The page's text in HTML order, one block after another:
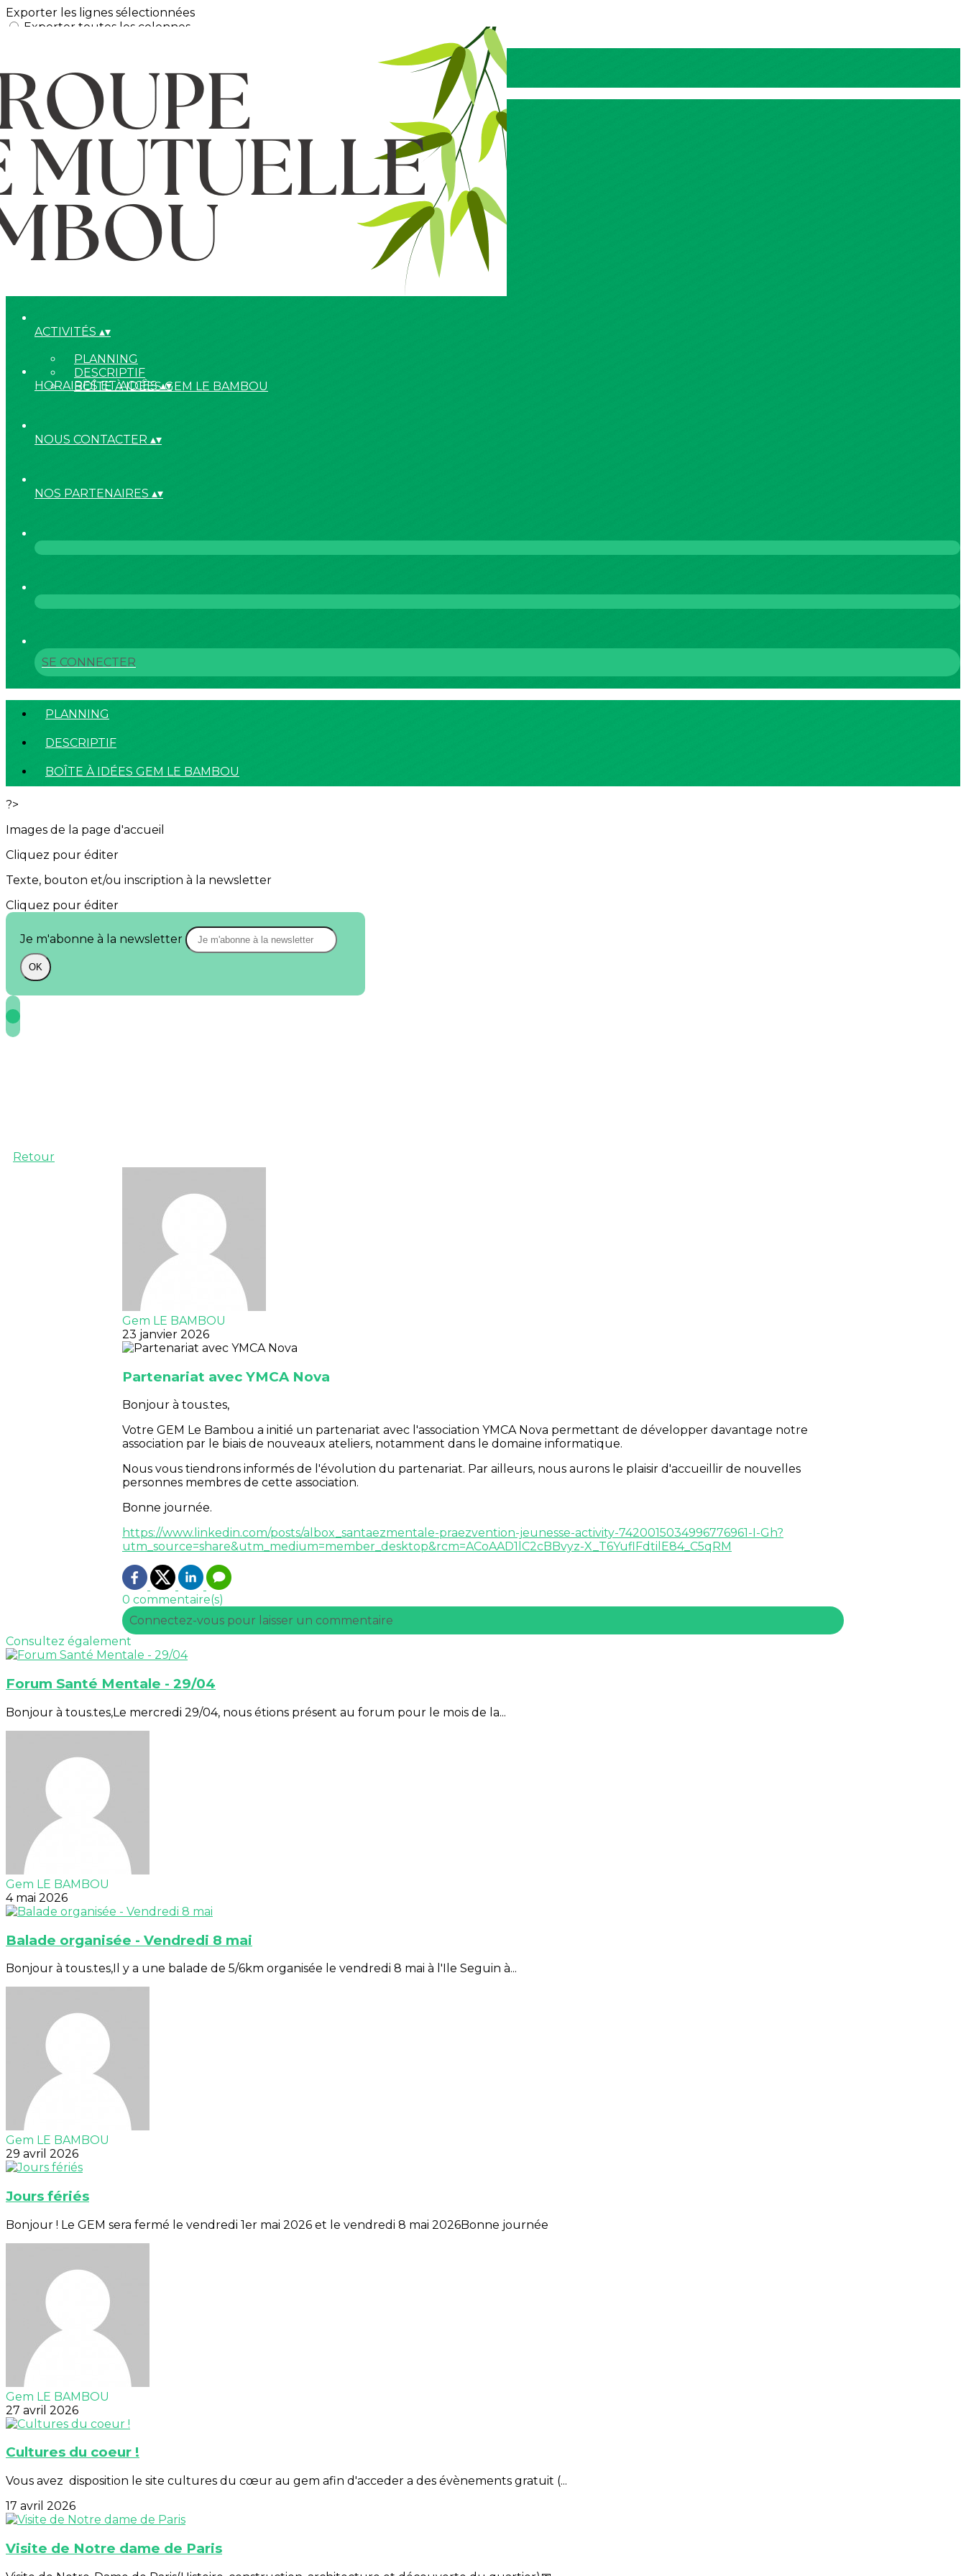
Exporter les lignes sélectionnées
Exporter toutes les colonnes
Menu
Ajoutez un logo, un bouton, des réseaux sociaux
Cliquez pour éditer
L'ASSOCIATION▴▾
ACTIVITÉS ▴▾
PLANNING
DESCRIPTIF
BOÎTE À IDÉES GEM LE BAMBOU
HORAIRES ET ACCÈS▴▾
NOUS CONTACTER ▴▾
NOS PARTENAIRES ▴▾
SE CONNECTER
PLANNING
DESCRIPTIF
BOÎTE À IDÉES GEM LE BAMBOU
?>
Images de la page d'accueil
Cliquez pour éditer
Texte, bouton et/ou inscription à la newsletter
Cliquez pour éditer
Je m'abonne à la newsletter
OK
Retour
Gem LE BAMBOU
23 janvier 2026
Partenariat avec YMCA Nova
Bonjour à tous.tes,
Votre GEM Le Bambou a initié un partenariat avec l'association YMCA Nova permettant de développer davantage notre
association par le biais de nouveaux ateliers, notamment dans le domaine informatique.
Nous vous tiendrons informés de l'évolution du partenariat. Par ailleurs, nous aurons le plaisir d'accueillir de nouvelles
personnes membres de cette association.
Bonne journée.
https://www.linkedin.com/posts/albox_santaezmentale-praezvention-jeunesse-activity-7420015034996776961-I-Gh?
utm_source=share&utm_medium=member_desktop&rcm=ACoAAD1lC2cBBvyz-X_T6YuflFdtilE84_C5qRM
0 commentaire(s)
Connectez-vous pour laisser un commentaire
Consultez également
Forum Santé Mentale - 29/04
Bonjour à tous.tes,Le mercredi 29/04, nous étions présent au forum pour le mois de la...
Gem LE BAMBOU
4 mai 2026
Balade organisée - Vendredi 8 mai
Bonjour à tous.tes,Il y a une balade de 5/6km organisée le vendredi 8 mai à l'Ile Seguin à...
Gem LE BAMBOU
29 avril 2026
Jours fériés
Bonjour ! Le GEM sera fermé le vendredi 1er mai 2026 et le vendredi 8 mai 2026Bonne journée
Gem LE BAMBOU
27 avril 2026
Cultures du coeur !
Vous avez disposition le site cultures du cœur au gem afin d'acceder a des évènements gratuit (...
17 avril 2026
Visite de Notre dame de Paris